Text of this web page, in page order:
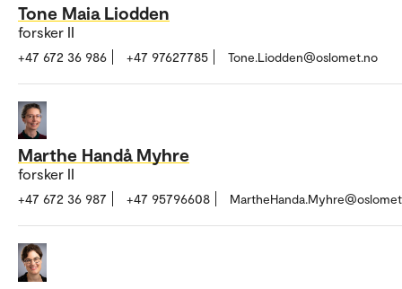
Tone Maia Liodden
forsker II
+47 672 36 986 +47 97627785 Tone.Liodden@oslomet.no
Marthe Handå Myhre
forsker II
+47 672 36 987 +47 95796608